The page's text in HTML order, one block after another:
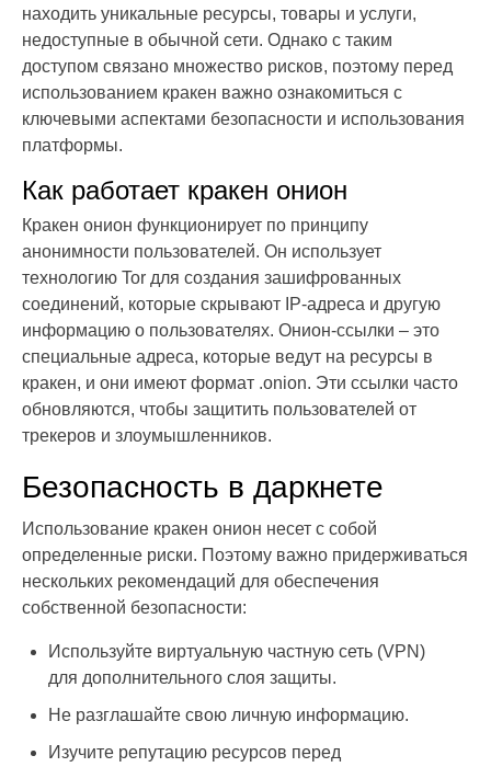
находить уникальные ресурсы, товары и услуги,
недоступные в обычной сети. Однако с таким
доступом связано множество рисков, поэтому перед
использованием кракен важно ознакомиться с
ключевыми аспектами безопасности и использования
платформы.
Как работает кракен онион
Кракен онион функционирует по принципу
анонимности пользователей. Он использует
технологию Tor для создания зашифрованных
соединений, которые скрывают IP-адреса и другую
информацию о пользователях. Онион-ссылки – это
специальные адреса, которые ведут на ресурсы в
кракен, и они имеют формат .onion. Эти ссылки часто
обновляются, чтобы защитить пользователей от
трекеров и злоумышленников.
Безопасность в даркнете
Использование кракен онион несет с собой
определенные риски. Поэтому важно придерживаться
нескольких рекомендаций для обеспечения
собственной безопасности:
Используйте виртуальную частную сеть (VPN)
для дополнительного слоя защиты.
Не разглашайте свою личную информацию.
Изучите репутацию ресурсов перед